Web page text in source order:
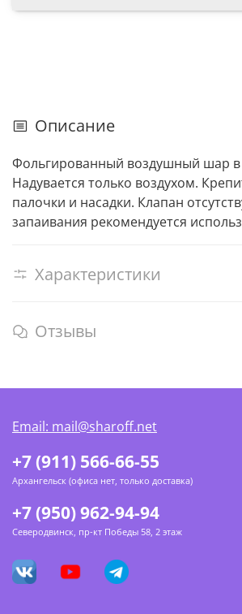
Описание
Фольгированный воздушный шар в
Надувается только воздухом.
палочки и насадки. Клапан
запаивания рекомендуется
Характеристики
Отзывы
+7 (911) 566-66-55
Архангельск (офиса нет, только доставка)
+7 (950) 962-94-94
Северодвинск, пр-кт Победы 58, 2 этаж
Email: mail@sharoff.net